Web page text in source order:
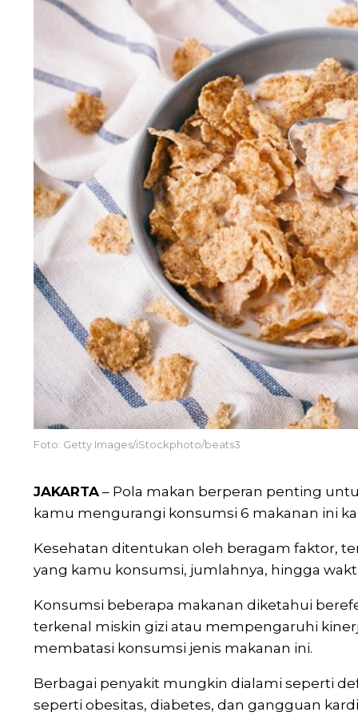
Foto: Getty Images/iStockphoto/beats3
JAKARTA – Pola makan berperan penting
kamu mengurangi konsumsi 6 makanan ini
Kesehatan ditentukan oleh beragam faktor,
yang kamu konsumsi, jumlahnya, hingga
Konsumsi beberapa makanan diketahui
terkenal miskin gizi atau mempengaruhi
membatasi konsumsi jenis makanan ini.
Berbagai penyakit mungkin dialami seperti
seperti obesitas, diabetes, dan gangguan